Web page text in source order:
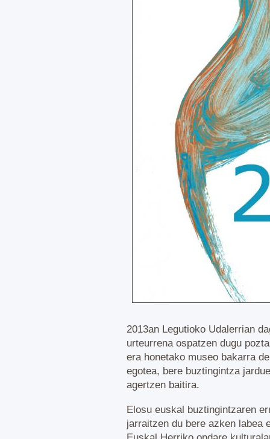
2013an Legutioko Udalerrian
urteurrena ospatzen dugu
era honetako museo bakarra
egotea, bere buztingintza
agertzen baitira.
Elosu euskal buztingintzaren
jarraitzen du bere azken labea